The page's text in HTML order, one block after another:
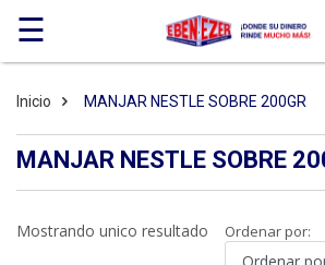
☰
Inicio MANJAR NESTLE SOBRE 200GR
MANJAR NESTLE SOBRE
Mostrando unico resultado Ordenar por: